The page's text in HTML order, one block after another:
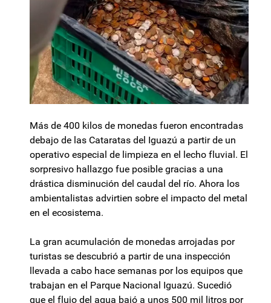
Más de 400 kilos de monedas fueron encontradas
debajo de las Cataratas del Iguazú a partir de un
operativo especial de limpieza en el lecho fluvial. El
sorpresivo hallazgo fue posible gracias a una
drástica disminución del caudal del río. Ahora los
ambientalistas advirtien sobre el impacto del metal
en el ecosistema.
La gran acumulación de monedas arrojadas por
turistas se descubrió a partir de una inspección
llevada a cabo hace semanas por los equipos que
trabajan en el Parque Nacional Iguazú. Sucedió
que el flujo del agua bajó a unos 500 mil litros por